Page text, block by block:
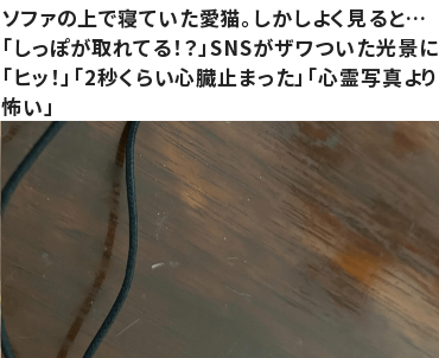
ソファの上で寝ていた愛猫。しかしよく見ると…
「しっぽが取れてる！？」SNSがザワついた光景に
「ヒッ！」「2秒くらい心臓止まった」「心霊写真より
怖い」